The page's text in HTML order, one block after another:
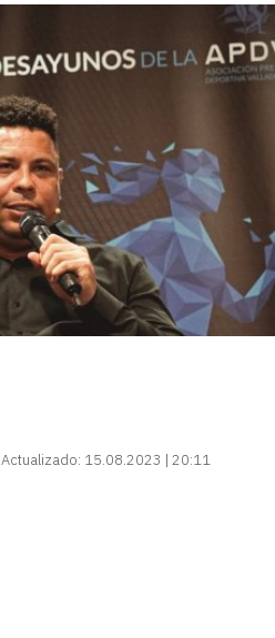
Actualizado: 15.08.2023 | 20:11